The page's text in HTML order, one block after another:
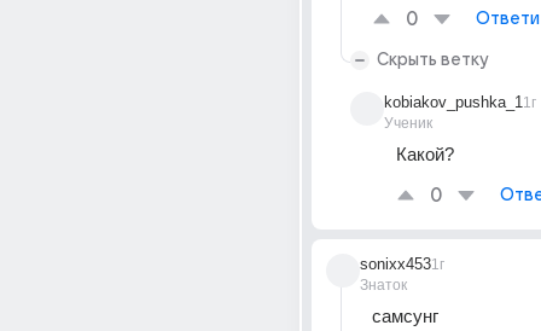
0
Скрыть ветку
kobiakov_pushka_1
Ученик
1г
Какой?
0
sonixx453
Знаток
1г
самсунг